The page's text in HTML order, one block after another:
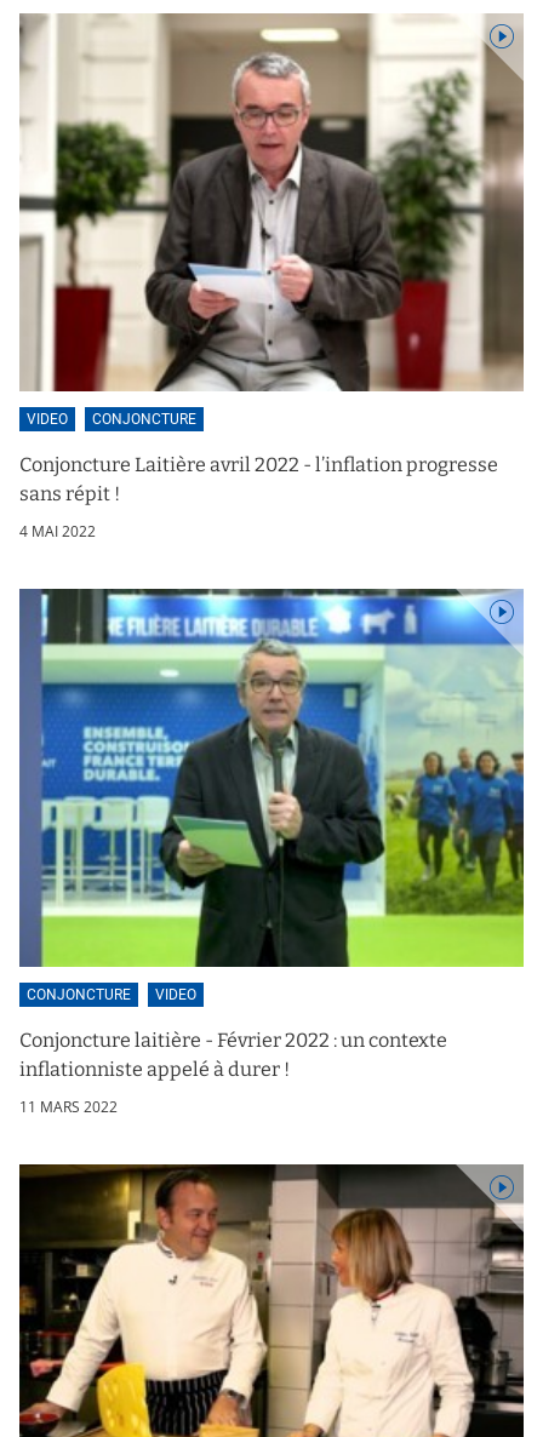
VIDEO CONJONCTURE
Conjoncture Laitière avril 2022 - l’inflation progresse
sans répit !
4 MAI 2022
CONJONCTURE VIDEO
Conjoncture laitière - Février 2022 : un contexte
inflationniste appelé à durer !
11 MARS 2022